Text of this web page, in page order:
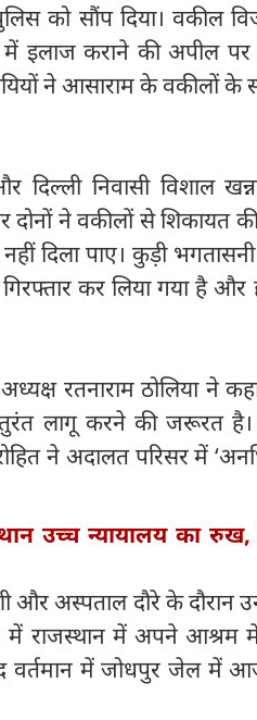
को सौंप दिया। वकील
कराने की अपील पर
ने आसाराम के वकीलों के
दिल्ली निवासी विशाल
ने वकीलों से शिकायत
दिला पाए। कुड़ी भगतासनी
कर लिया गया है
रतनाराम ठोलिया ने
लागू करने की जरूरत है।
ने अदालत परिसर में
उच्च न्यायालय का
अस्पताल दौरे के दौरान
में राजस्थान में अपने
वर्तमान में जोधपुर जेल में